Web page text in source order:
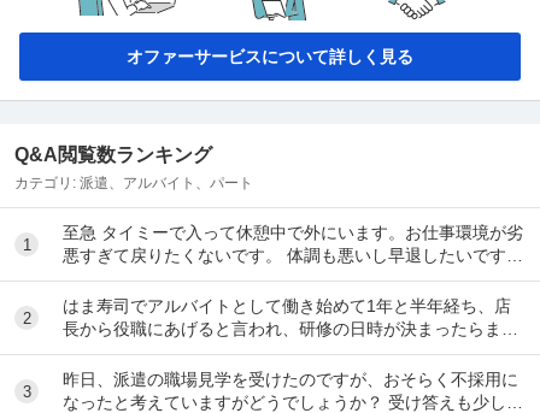
オファーサービスについて詳しく見る
Q&A閲覧数ランキング
カテゴリ: 派遣、アルバイト、パート
1
至急 タイミーで入って休憩中で外にいます。お仕事環境が劣
悪すぎて戻りたくないです。 体調も悪いし早退したいです。
電話したのですが通話中で一生繋がらなくて...
2
はま寿司でアルバイトとして働き始めて1年と半年経ち、店
長から役職にあげると言われ、研修の日時が決まったらまた
伝えると言われて1ヶ月が経ちました。 自分は心...
3
昨日、派遣の職場見学を受けたのですが、おそらく不採用に
なったと考えていますがどうでしょうか？ 受け答えも少し淀